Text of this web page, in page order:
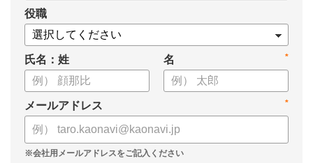
についてまとめましたので、ぜひお役立てください。
役職
氏名：姓 *
名
*
メールアドレス